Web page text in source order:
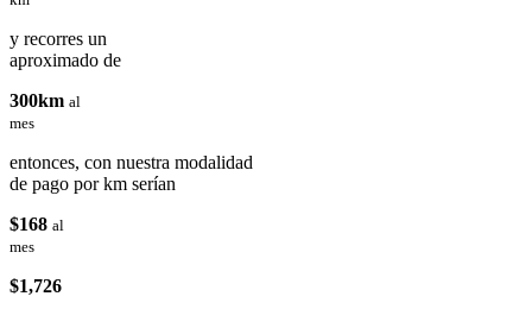
y recorres un
aproximado de
300km al
mes
entonces, con nuestra modalidad
de pago por km serían
$168 al
mes
$1,726